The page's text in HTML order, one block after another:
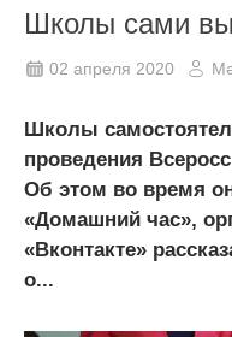
Школы сами
02 апреля 2020
Школы
проведения
Об этом во время
«Домашний час»,
«Вконтакте»
о...